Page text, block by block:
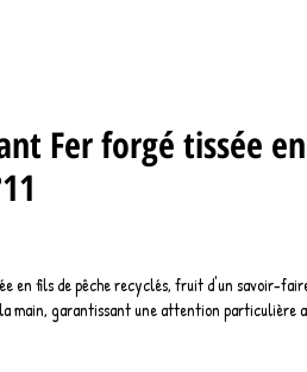
Fer forgé tissée
en fils de pêche recyclés, fruit d'un savoir-
main, garantissant une attention particulière